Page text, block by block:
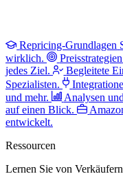
Repricing-Grundlagen
wirklich.
Preisstrategien
jedes Ziel.
Begleitete
Spezialisten.
und mehr.
Analysen
auf einen Blick.
entwickelt.
Ressourcen
Lernen Sie von